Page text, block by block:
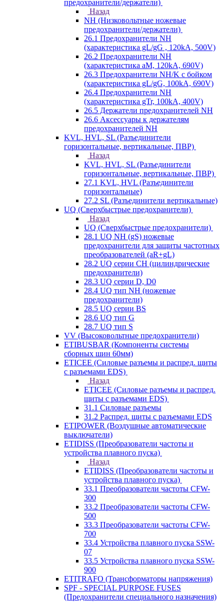
предохранители/держатели)
Назад
NH (Низковольтные ножевые
предохранители/держатели)
26.1 Предохранители NH
(характеристика gL/gG , 120kA, 500V)
26.2 Предохранители NH
(характеристика aM, 120kA, 690V)
26.3 Предохранители NH/K с бойком
(характеристика gL/gG, 100kA, 690V)
26.4 Предохранители NH
(характеристика gTr, 100kA, 400V)
26.5 Держатели предохранителей NH
26.6 Аксессуары к держателям
предохранителей NH
KVL, HVL, SL (Разъединители
горизонтальные, вертикальные, ПВР)
Назад
KVL, HVL, SL (Разъединители
горизонтальные, вертикальные, ПВР)
27.1 KVL, HVL (Разъединители
горизонтальные)
27.2 SL (Разъединители вертикальные)
UQ (Сверхбыстрые предохранители)
Назад
UQ (Сверхбыстрые предохранители)
28.1 UQ NH (gS) ножевые
предохранители для защиты частотных
преобразователей (aR+gL)
28.2 UQ серии CH (цилиндрические
предохранители)
28.3 UQ серии D, D0
28.4 UQ тип NH (ножевые
предохранители)
28.5 UQ серии BS
28.6 UQ тип G
28.7 UQ тип S
VV (Высоковольтные предохранители)
ETIBUSBAR (Компоненты системы
сборных шин 60мм)
ETICEE (Силовые разъемы и распред. щиты
с разъемами EDS)
Назад
ETICEE (Силовые разъемы и распред.
щиты с разъемами EDS)
31.1 Силовые разъемы
31.2 Распред. щиты с разъемами EDS
ETIPOWER (Воздушные автоматические
выключатели)
ETIDISS (Преобразователи частоты и
устройства плавного пуска)
Назад
ETIDISS (Преобразователи частоты и
устройства плавного пуска)
33.1 Преобразователи частоты CFW-
300
33.2 Преобразователи частоты CFW-
500
33.3 Преобразователи частоты CFW-
700
33.4 Устройства плавного пуска SSW-
07
33.5 Устройства плавного пуска SSW-
900
ETITRAFO (Трансформаторы напряжения)
SPF - SPECIAL PURPOSE FUSES
(Предохранители специального назначения)